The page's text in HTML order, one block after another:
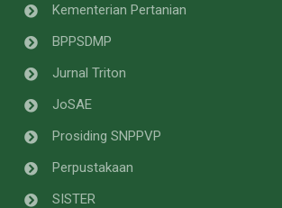
Kementerian Pertanian
BPPSDMP
Jurnal Triton
JoSAE
Prosiding SNPPVP
Perpustakaan
SISTER